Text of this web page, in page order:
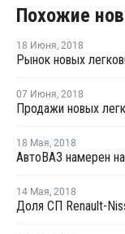
Похожие
18 Июня, 2018
07 Июня, 2018
18 Мая, 2018
АвтоВАЗ намерен
14 Мая, 2018